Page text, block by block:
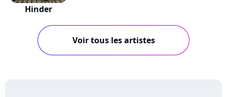
Hinder
Voir tous les artistes